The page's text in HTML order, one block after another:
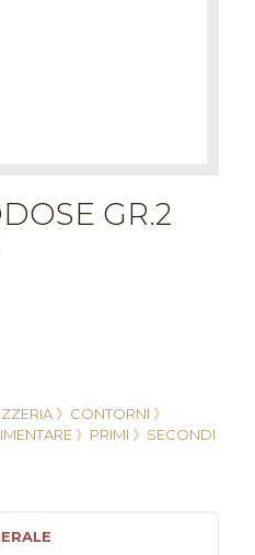
GR.2
》 CONTORNI 》
》 PRIMI 》 SECONDI